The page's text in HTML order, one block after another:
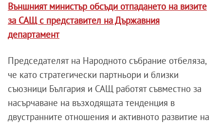
Външният министър обсъди отпадането на визите
за САЩ с представител на Държавния
департамент
Председателят на Народното събрание отбеляза,
че като стратегически партньори и близки
съюзници България и САЩ работят съвместно за
насърчаване на възходящата тенденция в
двустранните отношения и активното развитие на